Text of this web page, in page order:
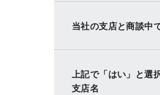
当社の支店と商談中
上記で「はい」と選
支店名